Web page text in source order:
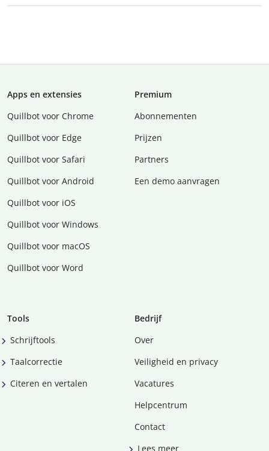
Apps en extensies
Quillbot voor Chrome
Quillbot voor Edge
Quillbot voor Safari
Quillbot voor Android
Quillbot voor iOS
Quillbot voor Windows
Quillbot voor macOS
Quillbot voor Word
Premium
Abonnementen
Prijzen
Partners
Een demo aanvragen
Tools
Schrijftools
Taalcorrectie
Citeren en vertalen
Bedrijf
Over
Veiligheid en privacy
Vacatures
Helpcentrum
Contact
Lees meer